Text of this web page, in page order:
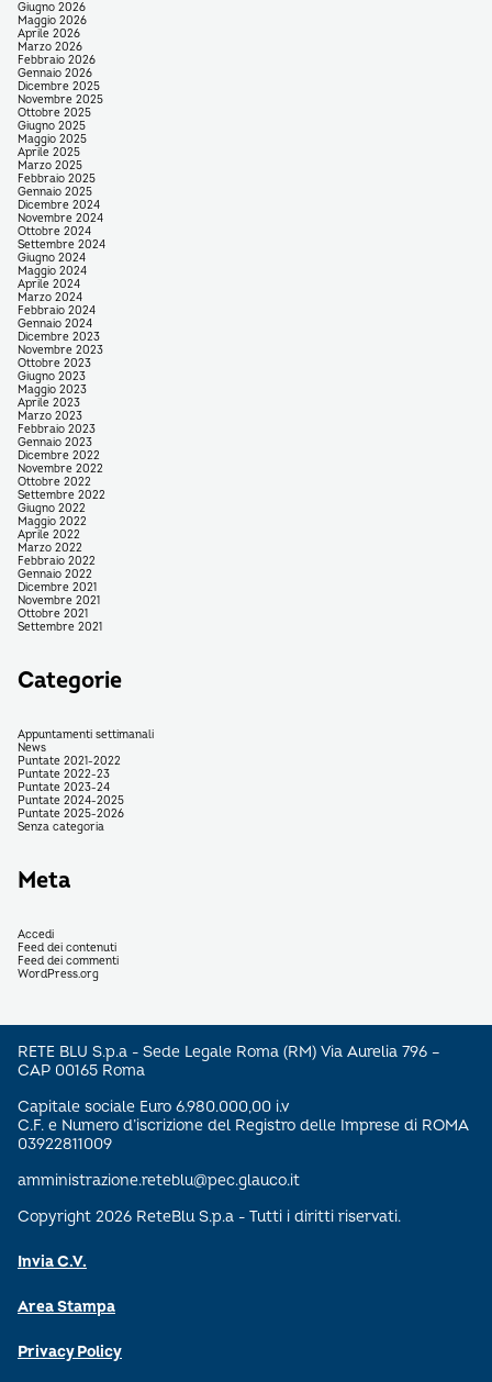
Giugno 2026
Maggio 2026
Aprile 2026
Marzo 2026
Febbraio 2026
Gennaio 2026
Dicembre 2025
Novembre 2025
Ottobre 2025
Giugno 2025
Maggio 2025
Aprile 2025
Marzo 2025
Febbraio 2025
Gennaio 2025
Dicembre 2024
Novembre 2024
Ottobre 2024
Settembre 2024
Giugno 2024
Maggio 2024
Aprile 2024
Marzo 2024
Febbraio 2024
Gennaio 2024
Dicembre 2023
Novembre 2023
Ottobre 2023
Giugno 2023
Maggio 2023
Aprile 2023
Marzo 2023
Febbraio 2023
Gennaio 2023
Dicembre 2022
Novembre 2022
Ottobre 2022
Settembre 2022
Giugno 2022
Maggio 2022
Aprile 2022
Marzo 2022
Febbraio 2022
Gennaio 2022
Dicembre 2021
Novembre 2021
Ottobre 2021
Settembre 2021
Categorie
Appuntamenti settimanali
News
Puntate 2021-2022
Puntate 2022-23
Puntate 2023-24
Puntate 2024-2025
Puntate 2025-2026
Senza categoria
Meta
Accedi
Feed dei contenuti
Feed dei commenti
WordPress.org
RETE BLU S.p.a - Sede Legale Roma (RM) Via Aurelia 796 –
CAP 00165 Roma
Capitale sociale Euro 6.980.000,00 i.v
C.F. e Numero d’iscrizione del Registro delle Imprese di ROMA
03922811009
amministrazione.reteblu@pec.glauco.it
Copyright 2026 ReteBlu S.p.a - Tutti i diritti riservati.
Invia C.V.
Area Stampa
Privacy Policy